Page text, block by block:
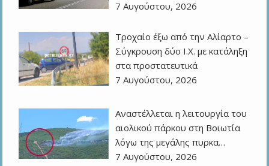
7 Αυγούστου, 2026
Τροχαίο έξω από την Αλίαρτο –
Σύγκρουση δύο Ι.Χ. με κατάληξη
στα προστατευτικά
7 Αυγούστου, 2026
Αναστέλλεται η λειτουργία του
αιολικού πάρκου στη Βοιωτία
λόγω της μεγάλης πυρκα…
7 Αυγούστου, 2026